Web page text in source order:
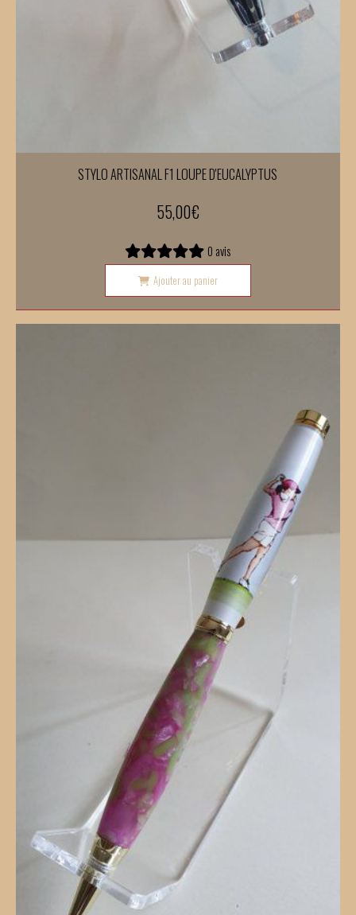
STYLO ARTISANAL F1 LOUPE D'EUCALYPTUS
55,00€
0 avis
Ajouter au panier